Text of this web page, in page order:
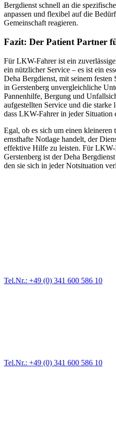
Bergdienst schnell an die
anpassen und flexibel auf die
Gemeinschaft reagieren.
Fazit: Der Patient Partner
Für LKW-Fahrer ist ein
ein nützlicher Service – es ist ein
Deha Bergdienst, mit seinem
in Gerstenberg unvergleichliche
Pannenhilfe, Bergung und
aufgestellten Service und die starke
dass LKW-Fahrer in jeder Situation
Egal, ob es sich um einen kleineren
ernsthafte Notlage handelt, der
effektive Hilfe zu leisten. Für
Gerstenberg ist der Deha
den sie sich in jeder Notsituation
Tel.Nr.: +49 (0) 341 600 586 10
Tel.Nr.: +49 (0) 341 600 586 10